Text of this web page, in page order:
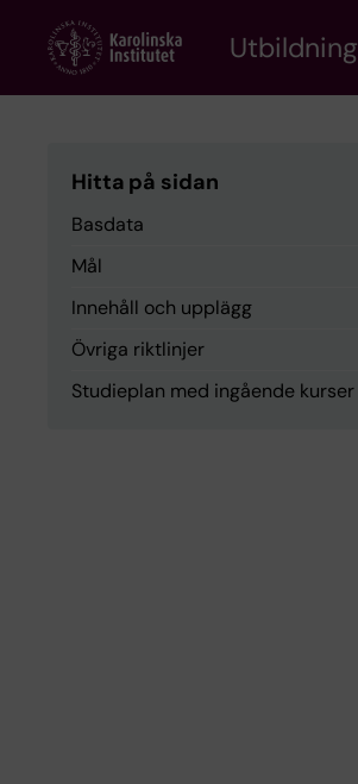
content
Utbildning
Hitta på sidan
Basdata
Mål
Innehåll och upplägg
Övriga riktlinjer
Studieplan med ingående kurser